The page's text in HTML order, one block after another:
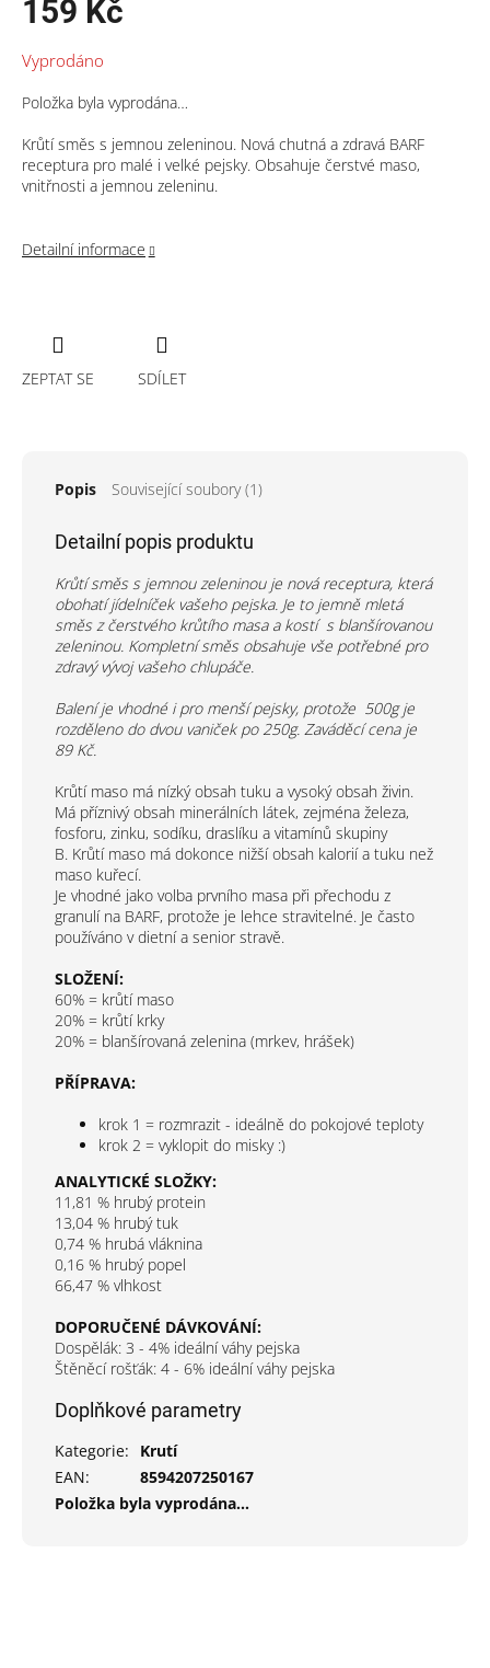
159 Kč
cena:
Vyprodáno
Položka byla vyprodána…
Krůtí směs s jemnou zeleninou. Nová chutná a zdravá BARF
receptura pro malé i velké pejsky. Obsahuje čerstvé maso,
vnitřnosti a jemnou zeleninu.
Detailní informace
ZEPTAT SE SDÍLET
Popis Související soubory (1)
Detailní popis produktu
Krůtí směs s jemnou zeleninou je nová receptura, která
obohatí jídelníček vašeho pejska. Je to jemně mletá
směs z čerstvého krůtího masa a kostí s blanšírovanou
zeleninou. Kompletní směs obsahuje vše potřebné pro
zdravý vývoj vašeho chlupáče.
Balení je vhodné i pro menší pejsky, protože 500g je
rozděleno do dvou vaniček po 250g. Zaváděcí cena je
89 Kč.
Krůtí maso má nízký obsah tuku a vysoký obsah živin.
Má příznivý obsah minerálních látek, zejména železa,
fosforu, zinku, sodíku, draslíku a vitamínů skupiny
B. Krůtí maso má dokonce nižší obsah kalorií a tuku než
maso kuřecí.
Je vhodné jako volba prvního masa při přechodu z
granulí na BARF, protože je lehce stravitelné. Je často
používáno v dietní a senior stravě.
SLOŽENÍ:
60% = krůtí maso
20% = krůtí krky
20% = blanšírovaná zelenina (mrkev, hrášek)
PŘÍPRAVA:
krok 1 = rozmrazit - ideálně do pokojové teploty
krok 2 = vyklopit do misky :)
ANALYTICKÉ SLOŽKY:
11,81 % hrubý protein
13,04 % hrubý tuk
0,74 % hrubá vláknina
0,16 % hrubý popel
66,47 % vlhkost
DOPORUČENÉ DÁVKOVÁNÍ:
Dospělák: 3 - 4% ideální váhy pejska
Štěněcí rošťák: 4 - 6% ideální váhy pejska
Doplňkové parametry
Kategorie:
Krutí
EAN:
8594207250167
Položka byla vyprodána…